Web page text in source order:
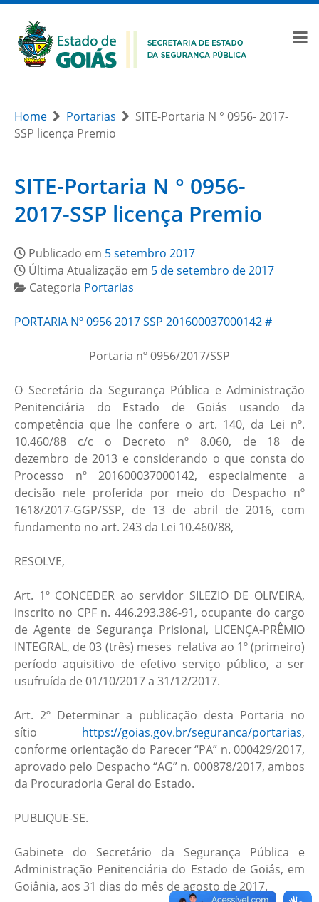
Home Portarias
SITE-Portaria N ° 0956- 2017-
SSP licença Premio
SITE-Portaria N ° 0956-
2017-SSP licença Premio
Publicado em 5 setembro 2017
Última Atualização em 5 de setembro de 2017
Categoria Portarias
PORTARIA Nº 0956 2017 SSP 201600037000142 #
Portaria nº 0956/2017/SSP
O Secretário da Segurança Pública e Administração
Penitenciária do Estado de Goiás usando da
competência que lhe confere o art. 140, da Lei nº.
10.460/88 c/c o Decreto nº 8.060, de 18 de
dezembro de 2013 e considerando o que consta do
Processo nº 201600037000142, especialmente a
decisão nele proferida por meio do Despacho nº
1618/2017-GGP/SSP, de 13 de abril de 2016, com
fundamento no art. 243 da Lei 10.460/88,
RESOLVE,
Art. 1º CONCEDER ao servidor SILEZIO DE OLIVEIRA,
inscrito no CPF n. 446.293.386-91, ocupante do cargo
de Agente de Segurança Prisional, LICENÇA-PRÊMIO
INTEGRAL, de 03 (três) meses relativa ao 1º (primeiro)
período aquisitivo de efetivo serviço público, a ser
usufruída de 01/10/2017 a 31/12/2017.
Art. 2º Determinar a publicação desta Portaria no
sítio https://goias.gov.br/seguranca/portarias,
conforme orientação do Parecer “PA” n. 000429/2017,
aprovado pelo Despacho “AG” n. 000878/2017, ambos
da Procuradoria Geral do Estado.
PUBLIQUE-SE.
Gabinete do Secretário da Segurança Pública e
Administração Penitenciária do Estado de Goiás, em
Goiânia, aos 31 dias do mês de agosto de 2017.